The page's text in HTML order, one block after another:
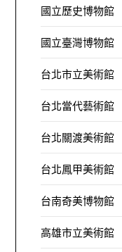
國立歷史博物館
國立臺灣博物館
台北市立美術館
台北當代藝術館
台北關渡美術館
台北鳳甲美術館
台南奇美博物館
高雄市立美術館